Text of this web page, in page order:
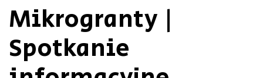
Mikrogranty |
Spotkanie